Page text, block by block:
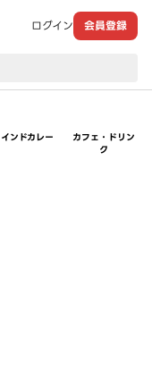
ログイン 会員登録
インドカレー
カフェ・ドリン
ク